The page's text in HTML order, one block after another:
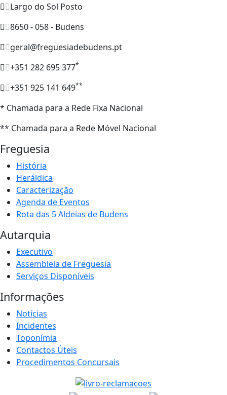
Largo do Sol Posto
8650 - 058 - Budens
geral@freguesiadebudens.pt
+351 282 695 377*
+351 925 141 649**
* Chamada para a Rede Fixa Nacional
** Chamada para a Rede Móvel Nacional
Freguesia
História
Heráldica
Caracterização
Agenda de Eventos
Rota das 5 Aldeias de Budens
Autarquia
Executivo
Assembleia de Freguesia
Serviços Disponíveis
Informações
Notícias
Incidentes
Toponímia
Contactos Úteis
Procedimentos Concursais